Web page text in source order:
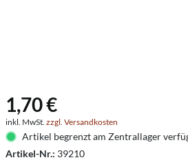
1,70 €
inkl. MwSt. zzgl. Versandkosten
Artikel begrenzt am Zentrallager
Artikel-Nr.: 39210